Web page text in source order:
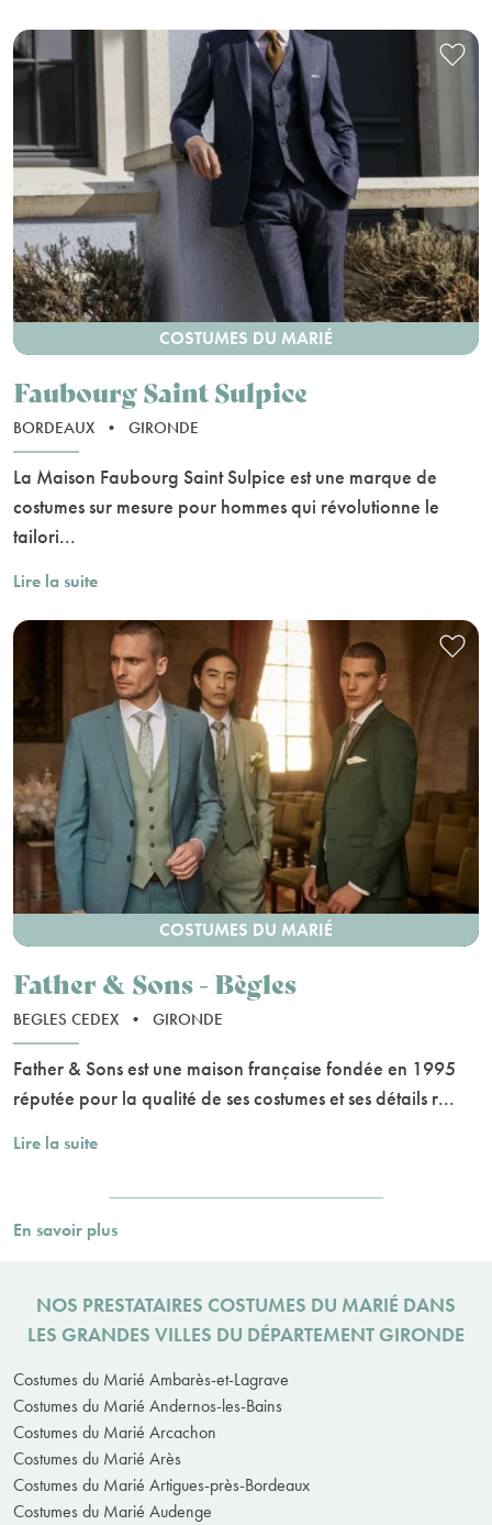
COSTUMES DU MARIÉ
Faubourg Saint Sulpice
BORDEAUX • GIRONDE
La Maison Faubourg Saint Sulpice est une marque de
costumes sur mesure pour hommes qui révolutionne le
tailori...
Lire la suite
COSTUMES DU MARIÉ
Father & Sons - Bègles
BEGLES CEDEX • GIRONDE
Father & Sons est une maison française fondée en 1995
réputée pour la qualité de ses costumes et ses détails r...
Lire la suite
En savoir plus
NOS PRESTATAIRES COSTUMES DU MARIÉ DANS
LES GRANDES VILLES DU DÉPARTEMENT GIRONDE
Costumes du Marié Ambarès-et-Lagrave
Costumes du Marié Andernos-les-Bains
Costumes du Marié Arcachon
Costumes du Marié Arès
Costumes du Marié Artigues-près-Bordeaux
Costumes du Marié Audenge